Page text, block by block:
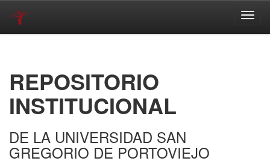
REPOSITORIO
INSTITUCIONAL
DE LA UNIVERSIDAD SAN
GREGORIO DE PORTOVIEJO